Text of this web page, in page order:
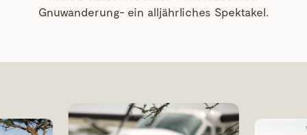
Gnuwanderung- ein alljährliches Spektakel.